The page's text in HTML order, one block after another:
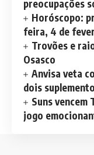
preocupações
Horóscopo:
feira, 4 de
Trovões e
Osasco
Anvisa veta
dois
Suns vencem
jogo